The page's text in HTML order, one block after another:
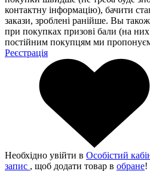
контактну інформацію), бачити
закази, зроблені ранійше. Вы
при покупках призові бали (на
постійним покупцям ми
Реєстрація
Необхідно увійти в Особістий
запис , щоб додати товар в обране!